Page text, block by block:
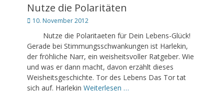
Nutze die Polaritäten
Posted
10. November 2012
Nutze die Polaritaeten für Dein Lebens-Glück!
Gerade bei Stimmungsschwankungen ist Harlekin,
der fröhliche Narr, ein weisheitsvoller Ratgeber. Wie
und was er dann macht, davon erzählt dieses
Weisheitsgeschichte. Tor des Lebens Das Tor tat
sich auf. Harlekin Weiterlesen …